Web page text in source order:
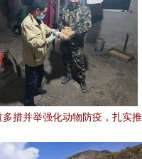
多措并举强化动物防疫，扎实推